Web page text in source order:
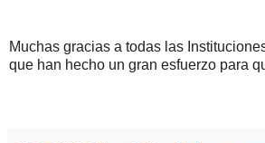
Muchas gracias a todas las
que han hecho un gran esfuerzo para